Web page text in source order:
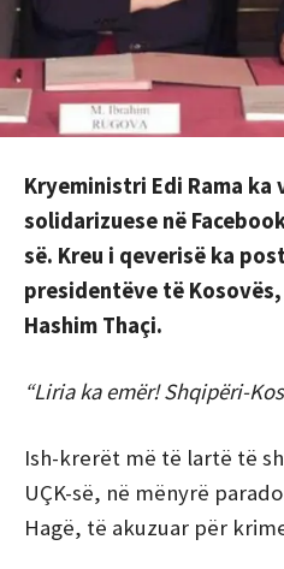
Kryeministri Edi Rama
solidarizuese në
së. Kreu i qeverisë ka
presidentëve të
Hashim Thaçi.
“Liria ka emër! Shqipëri-
Ish-krerët më të lartë të
UÇK-së, në mënyrë
Hagë, të akuzuar për